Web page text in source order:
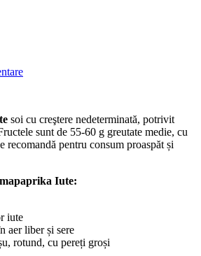
soi cu creştere nedeterminată, potrivit
sunt de 55-60 g greutate medie, cu
recomandă pentru consum proaspăt și
Iute:
iute
aer liber și sere
rotund, cu pereți groși